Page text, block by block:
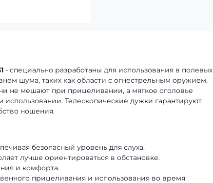
- специально разработаны для использования в полевых
шума, таких как области с огнестрельным оружием.
не мешают при прицеливании, а мягкое оголовье
Телескопические дужки гарантируют
ношения.
безопасный уровень для слуха.
лучше ориентироваться в обстановке.
и комфорта.
прицеливания и использования во время